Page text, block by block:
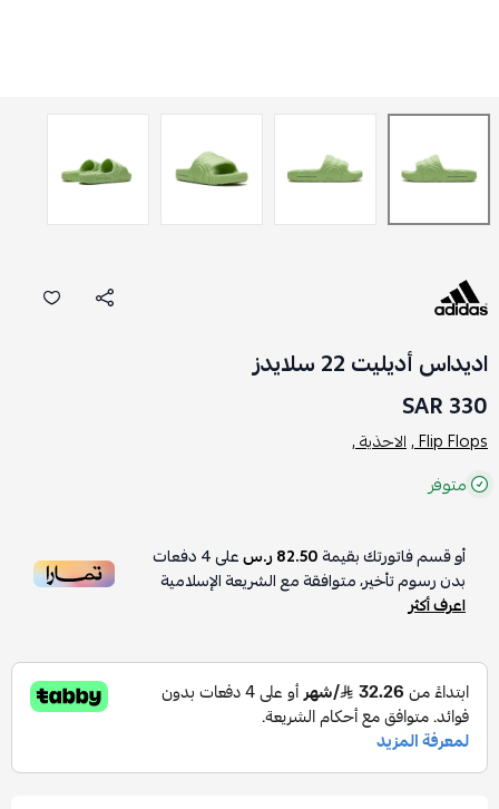
اديداس أديليت 22 سلايدز
330 SAR
Flip Flops , الاحذية ,
متوفر
أو قسم فاتورتك بقيمة82.50 ر.س على4دفعات
بدون رسوم تأخير، متوافقة مع الشريعة الإسلامية
اعرف أكثر